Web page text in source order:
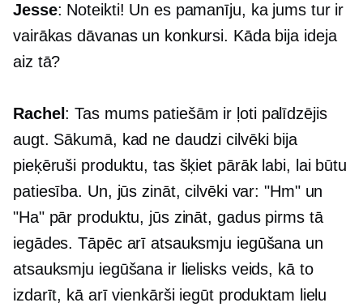
Jesse: Noteikti! Un es pamanīju, ka jums tur ir
vairākas dāvanas un konkursi. Kāda bija ideja
aiz tā?
Rachel : Tas mums patiešām ir ļoti palīdzējis
augt. Sākumā, kad ne daudzi cilvēki bija
pieķēruši produktu, tas šķiet pārāk labi, lai būtu
patiesība. Un, jūs zināt, cilvēki var: "Hm" un
"Ha" pār produktu, jūs zināt, gadus pirms tā
iegādes. Tāpēc arī atsauksmju iegūšana un
atsauksmju iegūšana ir lielisks veids, kā to
izdarīt, kā arī vienkārši iegūt produktam lielu